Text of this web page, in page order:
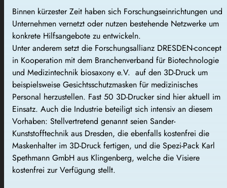
Binnen kürzester Zeit haben sich Forschungseinrichtungen und
Unternehmen vernetzt oder nutzen bestehende Netzwerke um
konkrete Hilfsangebote zu entwickeln.
Unter anderem setzt die Forschungsallianz DRESDEN-concept
in Kooperation mit dem Branchenverband für Biotechnologie
und Medizintechnik biosaxony e.V. auf den 3D-Druck um
beispielsweise Gesichtsschutzmasken für medizinisches
Personal herzustellen. Fast 50 3D-Drucker sind hier aktuell im
Einsatz. Auch die Industrie beteiligt sich intensiv an diesem
Vorhaben: Stellvertretend genannt seien Sander-
Kunststofftechnik aus Dresden, die ebenfalls kostenfrei die
Maskenhalter im 3D-Druck fertigen, und die Spezi-Pack Karl
Spethmann GmbH aus Klingenberg, welche die Visiere
kostenfrei zur Verfügung stellt.